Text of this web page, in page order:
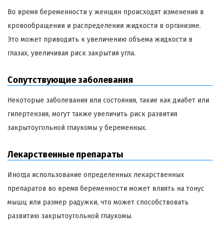
Во время беременности у женщин происходят изменения в
кровообращении и распределении жидкости в организме.
Это может приводить к увеличению объема жидкости в
глазах, увеличивая риск закрытия угла.
Сопутствующие заболевания
Некоторые заболевания или состояния, такие как диабет или
гипертензия, могут также увеличить риск развития
закрытоугольной глаукомы у беременных.
Лекарственные препараты
Иногда использование определенных лекарственных
препаратов во время беременности может влиять на тонус
мышц или размер радужки, что может способствовать
развитию закрытоугольной глаукомы.